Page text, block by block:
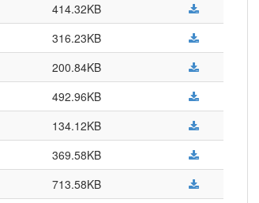
414.32KB
316.23KB
200.84KB
492.96KB
134.12KB
369.58KB
713.58KB